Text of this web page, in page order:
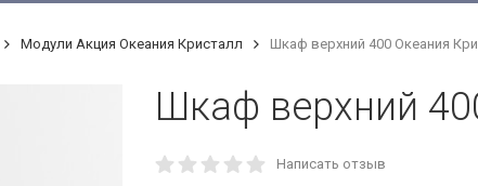
Модули Акция Океания Кристалл Шкаф верхний 400 Океания
Шкаф верхний
Написать отзыв